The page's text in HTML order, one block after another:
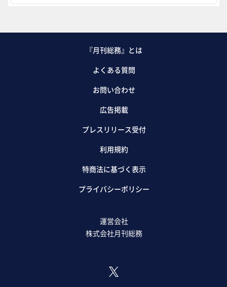
『月刊総務』とは
よくある質問
お問い合わせ
広告掲載
プレスリリース受付
利用規約
特商法に基づく表示
プライバシーポリシー
運営会社
株式会社月刊総務